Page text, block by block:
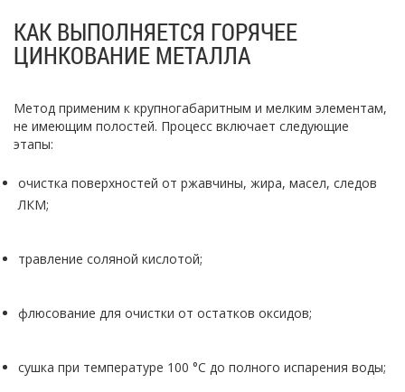
КАК ВЫПОЛНЯЕТСЯ ГОРЯЧЕЕ
ЦИНКОВАНИЕ МЕТАЛЛА
Метод применим к крупногабаритным и мелким элементам,
не имеющим полостей. Процесс включает следующие
этапы:
очистка поверхностей от ржавчины, жира, масел, следов
ЛКМ;
травление соляной кислотой;
флюсование для очистки от остатков оксидов;
сушка при температуре 100 °C до полного испарения воды;